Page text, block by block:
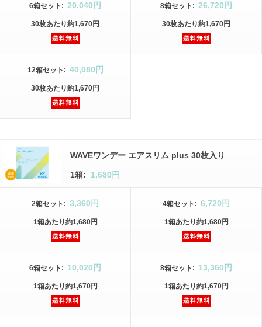
6箱セット : 20,040円
30枚あたり約1,670円
8箱セット : 26,720円
30枚あたり約1,670円
12箱セット : 40,080円
30枚あたり約1,670円
WAVEワンデー エアスリム plus 30枚入り
1箱: 1,680円
2箱セット : 3,360円
1箱あたり約1,680円
4箱セット : 6,720円
1箱あたり約1,680円
6箱セット : 10,020円
1箱あたり約1,670円
8箱セット : 13,360円
1箱あたり約1,670円